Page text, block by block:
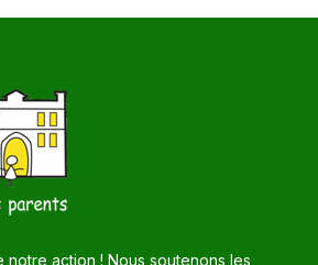
action ! Nous soutenons les